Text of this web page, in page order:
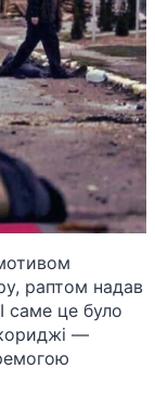
раптом надав
саме це було
—